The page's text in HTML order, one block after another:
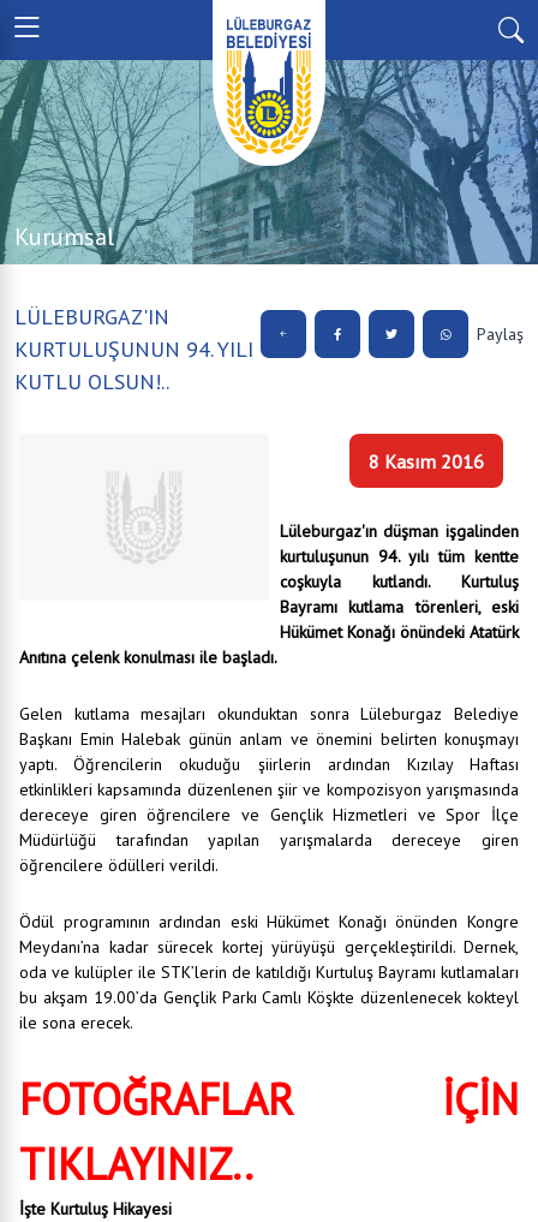
Kurumsal
LÜLEBURGAZ'IN
KURTULUŞUNUN 94. YILI
KUTLU OLSUN!..
Paylaş
8 Kasım 2016
Lüleburgaz'ın düşman işgalinden
kurtuluşunun 94. yılı tüm kentte
coşkuyla kutlandı. Kurtuluş
Bayramı kutlama törenleri, eski
Hükümet Konağı önündeki Atatürk
Anıtına çelenk konulması ile başladı.
Gelen kutlama mesajları okunduktan sonra Lüleburgaz Belediye
Başkanı Emin Halebak günün anlam ve önemini belirten konuşmayı
yaptı. Öğrencilerin okuduğu şiirlerin ardından Kızılay Haftası
etkinlikleri kapsamında düzenlenen şiir ve kompozisyon yarışmasında
dereceye giren öğrencilere ve Gençlik Hizmetleri ve Spor İlçe
Müdürlüğü tarafından yapılan yarışmalarda dereceye giren
öğrencilere ödülleri verildi.
Ödül programının ardından eski Hükümet Konağı önünden Kongre
Meydanı’na kadar sürecek kortej yürüyüşü gerçekleştirildi. Dernek,
oda ve kulüpler ile STK’lerin de katıldığı Kurtuluş Bayramı kutlamaları
bu akşam 19.00’da Gençlik Parkı Camlı Köşkte düzenlenecek kokteyl
ile sona erecek.
FOTOĞRAFLAR İÇİN
TIKLAYINIZ..
İşte Kurtuluş Hikayesi